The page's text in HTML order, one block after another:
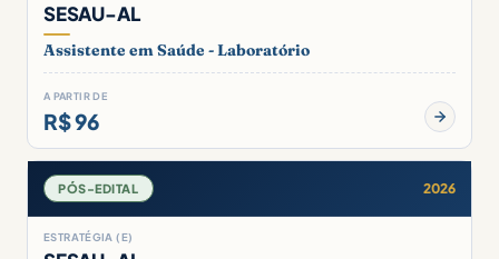
SESAU-AL
Assistente em Saúde - Laboratório
A PARTIR DE
R$ 96
PÓS-EDITAL 2026
ESTRATÉGIA (E)